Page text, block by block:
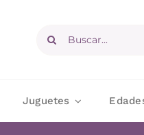
Buscar:
Juguetes